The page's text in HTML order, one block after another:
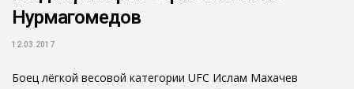
Нурмагомедов
12.03.2017
Боец лёгкой весовой категории UFC Ислам Махачев